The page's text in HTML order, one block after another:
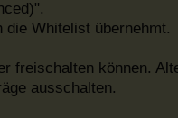
die Whitelist übernehmt.
freischalten können.
ausschalten.